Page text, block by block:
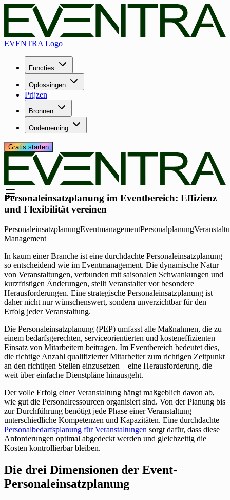
EVENTRA Logo
Functies
Oplossingen
Prijzen
Bronnen
Onderneming
Gratis starten
Personaleinsatzplanung im Eventbereich: Effizienz
und Flexibilität vereinen
PersonaleinsatzplanungEventmanagementPersonalplanung
Management
In kaum einer Branche ist eine durchdachte Personaleinsatzplanung
so entscheidend wie im Eventmanagement. Die dynamische Natur
von Veranstaltungen, verbunden mit saisonalen Schwankungen und
kurzfristigen Änderungen, stellt Veranstalter vor besondere
Herausforderungen. Eine strategische Personaleinsatzplanung ist
daher nicht nur wünschenswert, sondern unverzichtbar für den
Erfolg jeder Veranstaltung.
Die Personaleinsatzplanung (PEP) umfasst alle Maßnahmen, die zu
einem bedarfsgerechten, serviceorientierten und kosteneffizienten
Einsatz von Mitarbeitern beitragen. Im Eventbereich bedeutet dies,
die richtige Anzahl qualifizierter Mitarbeiter zum richtigen Zeitpunkt
an den richtigen Stellen einzusetzen – eine Herausforderung, die
weit über einfache Dienstpläne hinausgeht.
Der volle Erfolg einer Veranstaltung hängt maßgeblich davon ab,
wie gut die Personalressourcen organisiert sind. Von der Planung bis
zur Durchführung benötigt jede Phase einer Veranstaltung
unterschiedliche Kompetenzen und Kapazitäten. Eine durchdachte
Personalbedarfsplanung für Veranstaltungen sorgt dafür, dass diese
Anforderungen optimal abgedeckt werden und gleichzeitig die
Kosten kontrollierbar bleiben.
Die drei Dimensionen der Event-
Personaleinsatzplanung